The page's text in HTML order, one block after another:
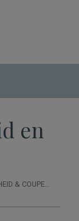
en
& COUPEROSE